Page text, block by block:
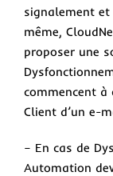
signalement et
même,
proposer une
commencent à
Client d’un e-
– En cas de
Automation